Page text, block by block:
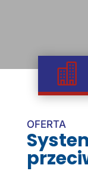

OFERTA